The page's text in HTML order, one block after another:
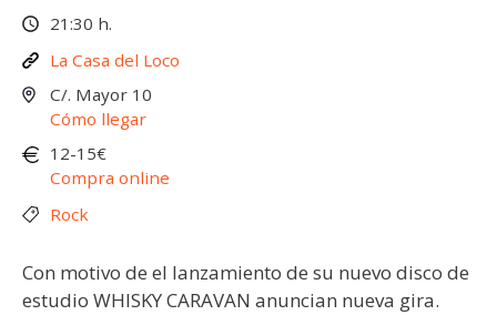
21:30 h.
La Casa del Loco
C/. Mayor 10
Cómo llegar
12-15€
Compra online
Rock
Con motivo de el lanzamiento de su nuevo disco de
estudio WHISKY CARAVAN anuncian nueva gira.